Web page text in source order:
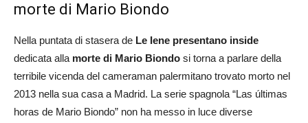
morte di Mario Biondo
Nella puntata di stasera de Le Iene presentano inside
dedicata alla morte di Mario Biondo si torna a parlare della
terribile vicenda del cameraman palermitano trovato morto nel
2013 nella sua casa a Madrid. La serie spagnola “Las últimas
horas de Mario Biondo” non ha messo in luce diverse